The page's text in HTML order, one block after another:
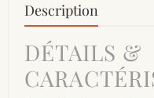
Description
DÉTAILS &